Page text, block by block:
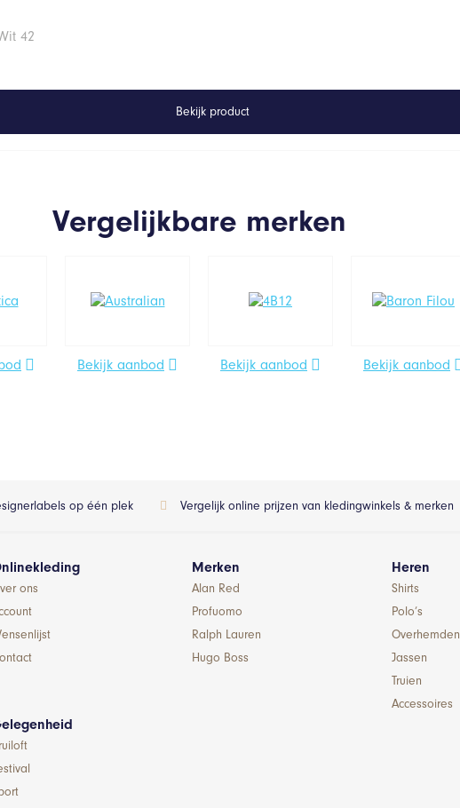
42
Bekijk product
Vergelijkbare merken
Bekijk aanbod Bekijk aanbod Bekijk aanbod
op één plek Vergelijk online prijzen van kledingwinkels & merken
ons
Merken
Alan Red
Profuomo
Ralph Lauren
Hugo Boss
Heren
Shirts
Polo’s
Overhemden
Jassen
Truien
Accessoires